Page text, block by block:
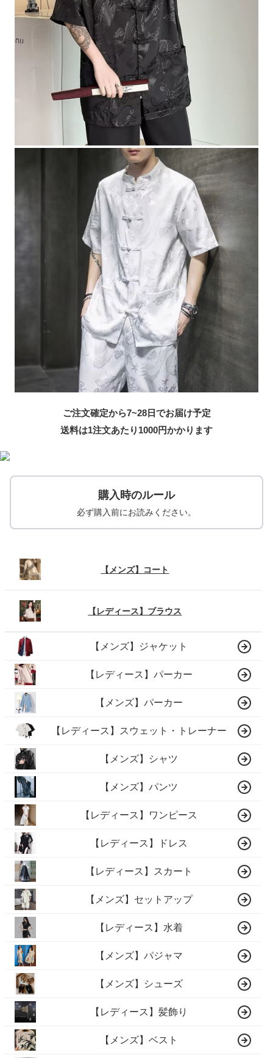
ご注文確定から7~28日でお届け予定
送料は1注文あたり 1000円かかります
購入時のルール
必ず購入前にお読みください。
【メンズ】コート
【レディース】ブラウス
【メンズ】ジャケット
【レディース】パーカー
【メンズ】パーカー
【レディース】スウェット・トレーナー
【メンズ】シャツ
【メンズ】パンツ
【レディース】ワンピース
【レディース】ドレス
【レディース】スカート
【メンズ】セットアップ
【レディース】水着
【メンズ】パジャマ
【メンズ】シューズ
【レディース】髪飾り
【メンズ】ベスト